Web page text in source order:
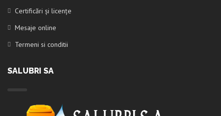
Certificări și licențe
Mesaje online
Termeni si conditii
SALUBRI SA